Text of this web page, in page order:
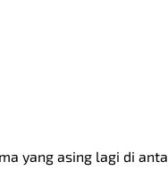
yang asing lagi di